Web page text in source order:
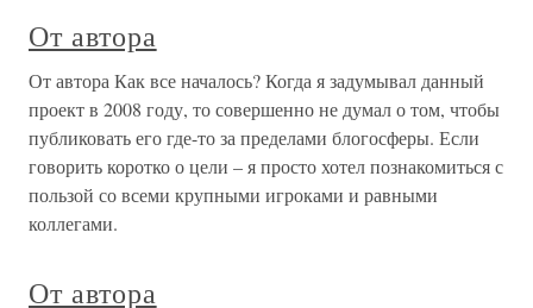
От автора
От автора Как все началось? Когда я задумывал данный
проект в 2008 году, то совершенно не думал о том, чтобы
публиковать его где-то за пределами блогосферы. Если
говорить коротко о цели – я просто хотел познакомиться с
пользой со всеми крупными игроками и равными
коллегами.
От автора